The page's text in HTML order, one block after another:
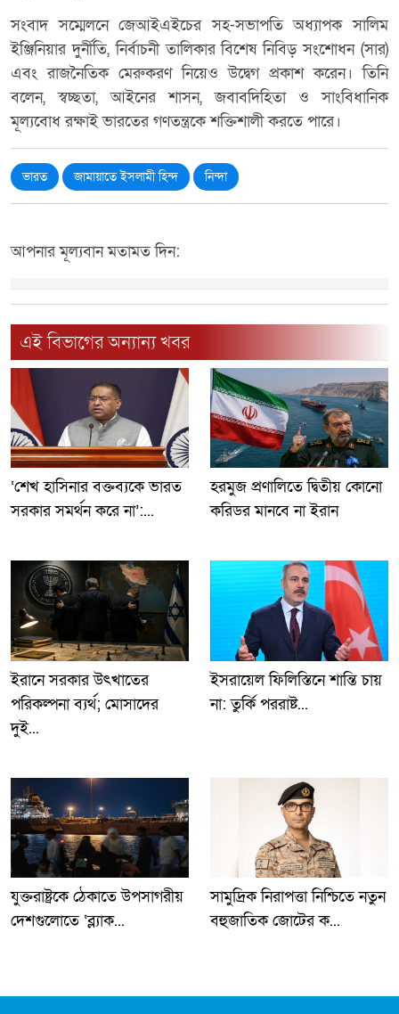
সংবাদ সম্মেলনে জেআইএইচের সহ-সভাপতি অধ্যাপক সালিম
ইঞ্জিনিয়ার দুর্নীতি, নির্বাচনী তালিকার বিশেষ নিবিড় সংশোধন (সার)
এবং রাজনৈতিক মেরুকরণ নিয়েও উদ্বেগ প্রকাশ করেন। তিনি
বলেন, স্বচ্ছতা, আইনের শাসন, জবাবদিহিতা ও সাংবিধানিক
মূল্যবোধ রক্ষাই ভারতের গণতন্ত্রকে শক্তিশালী করতে পারে।
ভারত জামায়াতে ইসলামী হিন্দ নিন্দা
আপনার মূল্যবান মতামত দিন:
এই বিভাগের অন্যান্য খবর
‘শেখ হাসিনার বক্তব্যকে ভারত
সরকার সমর্থন করে না’:...
হরমুজ প্রণালিতে দ্বিতীয় কোনো
করিডর মানবে না ইরান
ইরানে সরকার উৎখাতের
পরিকল্পনা ব্যর্থ; মোসাদের
দুই...
ইসরায়েল ফিলিস্তিনে শান্তি চায়
না: তুর্কি পররাষ্ট...
যুক্তরাষ্ট্রকে ঠেকাতে উপসাগরীয়
দেশগুলোতে ‘ব্ল্যাক...
সামুদ্রিক নিরাপত্তা নিশ্চিতে নতুন
বহুজাতিক জোটের ক...